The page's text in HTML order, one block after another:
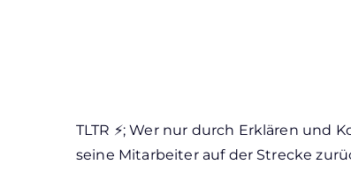
TLTR ⚡; Wer nur durch Erklären und
seine Mitarbeiter auf der Strecke